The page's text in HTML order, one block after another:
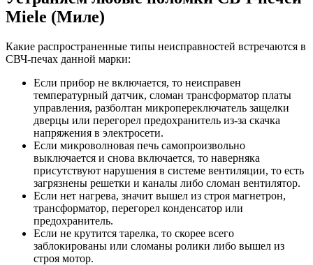
Miele (Миле)
Какие распространенные типы неисправностей встречаются в
СВЧ-печах данной марки:
Если прибор не включается, то неисправен
температурный датчик, сломан трансформатор платы
управления, разболтан микропереключатель защелки
дверцы или перегорел предохранитель из-за скачка
напряжения в электросети.
Если микроволновая печь самопроизвольно
выключается и снова включается, то наверняка
присутствуют нарушения в системе вентиляции, то есть
загрязнены решетки и каналы либо сломан вентилятор.
Если нет нагрева, значит вышел из строя магнетрон,
трансформатор, перегорел конденсатор или
предохранитель.
Если не крутится тарелка, то скорее всего
заблокированы или сломаны ролики либо вышел из
строя мотор.